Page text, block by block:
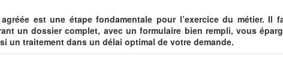
est une étape fondamentale pour l’exercice du métier. Il
un dossier complet, avec un formulaire bien rempli, vous
un traitement dans un délai optimal de votre demande.